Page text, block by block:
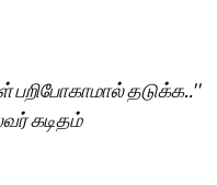
பறிபோகாமால் தடுக்க..''
கடிதம்